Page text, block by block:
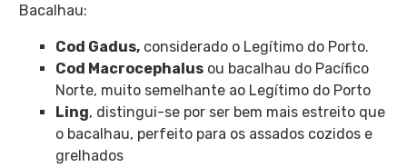
Bacalhau:
Cod Gadus,considerado o Legítimo do Porto.
Cod Macrocephalusou bacalhau do Pacífico
Norte, muito semelhante ao Legítimo do Porto
Ling, distingui-se por ser bem mais estreito que
o bacalhau, perfeito para os assados cozidos e
grelhados